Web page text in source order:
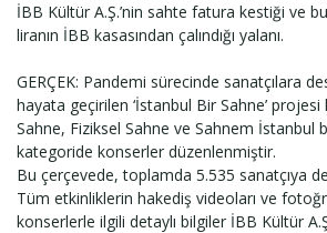
İBB Kültür A.Ş.’nin sahte fatura kestiği ve
liranın İBB kasasından çalındığı yalanı.
GERÇEK: Pandemi sürecinde sanatçılara
hayata geçirilen ‘İstanbul Bir Sahne’
Sahne, Fiziksel Sahne ve Sahnem İstanbul
kategoride konserler düzenlenmiştir.
Bu çerçevede, toplamda 5.535 sanatçıya
Tüm etkinliklerin hakediş videoları ve
konserlerle ilgili detaylı bilgiler İBB Kültür